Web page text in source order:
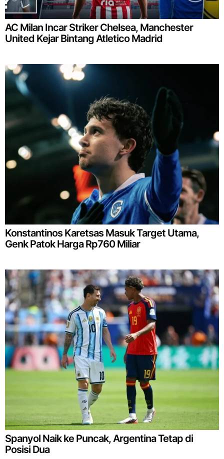
AC Milan Incar Striker Chelsea, Manchester
United Kejar Bintang Atletico Madrid
Konstantinos Karetsas Masuk Target Utama,
Genk Patok Harga Rp760 Miliar
Spanyol Naik ke Puncak, Argentina Tetap di
Posisi Dua